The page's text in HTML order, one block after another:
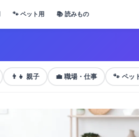
🐾 ペット用 📚 読みもの
👨‍👧 親子 💼 職場・仕事 🐾 ペッ